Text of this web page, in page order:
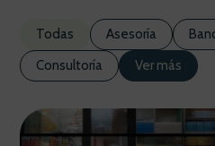
Todas Asesoría
Consultoría
Ver más